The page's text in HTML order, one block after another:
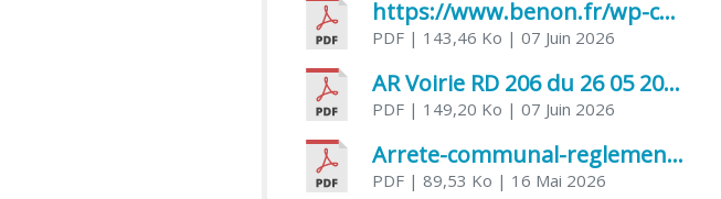
https://www.benon.fr/wp-content/uploads/2026/06/AR-Voirie-Chemin-de-Lafond-du-26-05-2026.pdf
PDF | 143,46 Ko | 07 Juin 2026
AR Voirie RD 206 du 26 05 2026
PDF | 149,20 Ko | 07 Juin 2026
Arrete-communal-reglemenatnt-des-bruits-de-voisinage-et-des-activites-bruyantes
PDF | 89,53 Ko | 16 Mai 2026